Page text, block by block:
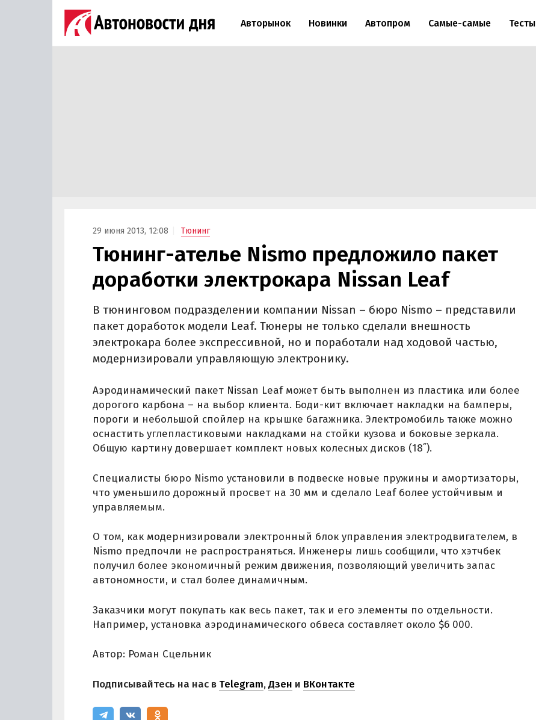
Авторынок Новинки Автопром Самые-самые Тесты
29 июня 2013, 12:08 Тюнинг
Тюнинг-ателье Nismo предложило пакет
доработки электрокара Nissan Leaf
В тюнинговом подразделении компании Nissan – бюро Nismo – представили
пакет доработок модели Leaf. Тюнеры не только сделали внешность
электрокара более экспрессивной, но и поработали над ходовой частью,
модернизировали управляющую электронику.
Аэродинамический пакет Nissan Leaf может быть выполнен из пластика или более
дорогого карбона – на выбор клиента. Боди-кит включает накладки на бамперы,
пороги и небольшой спойлер на крышке багажника. Электромобиль также можно
оснастить углепластиковыми накладками на стойки кузова и боковые зеркала.
Общую картину довершает комплект новых колесных дисков (18˝).
Специалисты бюро Nismo установили в подвеске новые пружины и амортизаторы,
что уменьшило дорожный просвет на 30 мм и сделало Leaf более устойчивым и
управляемым.
О том, как модернизировали электронный блок управления электродвигателем, в
Nismo предпочли не распространяться. Инженеры лишь сообщили, что хэтчбек
получил более экономичный режим движения, позволяющий увеличить запас
автономности, и стал более динамичным.
Заказчики могут покупать как весь пакет, так и его элементы по отдельности.
Например, установка аэродинамического обвеса составляет около $6 000.
Автор: Роман Сцельник
Подписывайтесь на нас в Telegram,Дзен и ВКонтакте